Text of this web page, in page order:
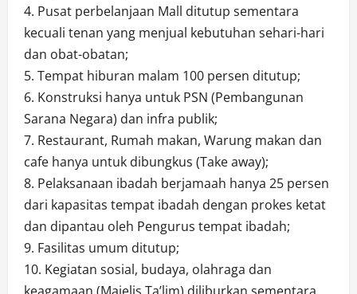
4. Pusat perbelanjaan Mall ditutup sementara
kecuali tenan yang menjual kebutuhan sehari-hari
dan obat-obatan;
5. Tempat hiburan malam 100 persen ditutup;
6. Konstruksi hanya untuk PSN (Pembangunan
Sarana Negara) dan infra publik;
7. Restaurant, Rumah makan, Warung makan dan
cafe hanya untuk dibungkus (Take away);
8. Pelaksanaan ibadah berjamaah hanya 25 persen
dari kapasitas tempat ibadah dengan prokes ketat
dan dipantau oleh Pengurus tempat ibadah;
9. Fasilitas umum ditutup;
10. Kegiatan sosial, budaya, olahraga dan